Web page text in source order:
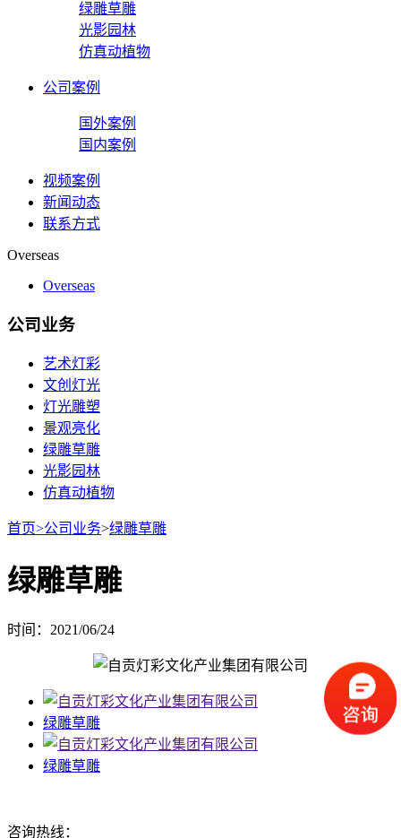
绿雕草雕
光影园林
仿真动植物
公司案例
国外案例
国内案例
视频案例
新闻动态
联系方式
Overseas
Overseas
公司业务
艺术灯彩
文创灯光
灯光雕塑
景观亮化
绿雕草雕
光影园林
仿真动植物
首页>公司业务>绿雕草雕
绿雕草雕
时间：2021/06/24
绿雕草雕
绿雕草雕
咨询热线：